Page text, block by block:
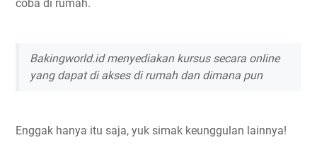
coba di rumah.
Bakingworld.id menyediakan kursus secara online
yang dapat di akses di rumah dan dimana pun
Enggak hanya itu saja, yuk simak keunggulan lainnya!